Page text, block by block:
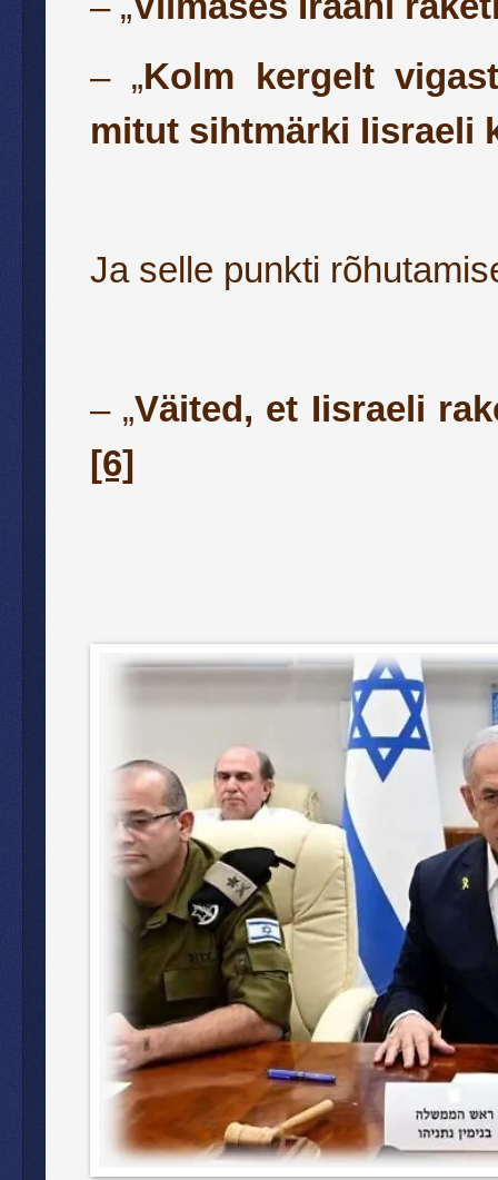
– „Kolm kergelt
mitut sihtmärki Iisraeli
Ja selle punkti
– „Väited, et Iisraeli
[6]